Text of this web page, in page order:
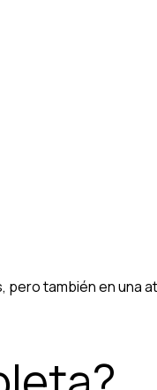
también en una